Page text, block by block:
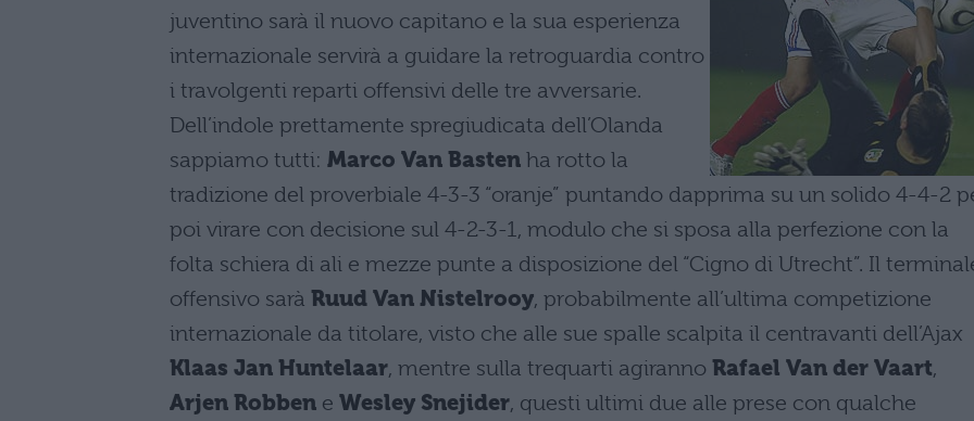
juventino sarà il nuovo capitano e la sua esperienza
internazionale servirà a guidare la retroguardia contro
i travolgenti reparti offensivi delle tre avversarie.
Dell’indole prettamente spregiudicata dell’Olanda
sappiamo tutti: Marco Van Basten ha rotto la
tradizione del proverbiale 4-3-3 “oranje” puntando dapprima su un solido 4-4-2
poi virare con decisione sul 4-2-3-1, modulo che si sposa alla perfezione con la
folta schiera di ali e mezze punte a disposizione del “Cigno di Utrecht”. Il
offensivo sarà Ruud Van Nistelrooy, probabilmente all’ultima competizione
internazionale da titolare, visto che alle sue spalle scalpita il centravanti dell’Ajax
Klaas Jan Huntelaar, mentre sulla trequarti agiranno Rafael Van der Vaart,
Arjen Robben e Wesley Snejider, questi ultimi due alle prese con qualche